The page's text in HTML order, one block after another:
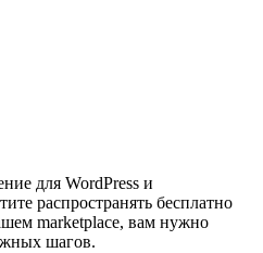
для WordPress и
распространять бесплатно
marketplace, вам нужно
шагов.